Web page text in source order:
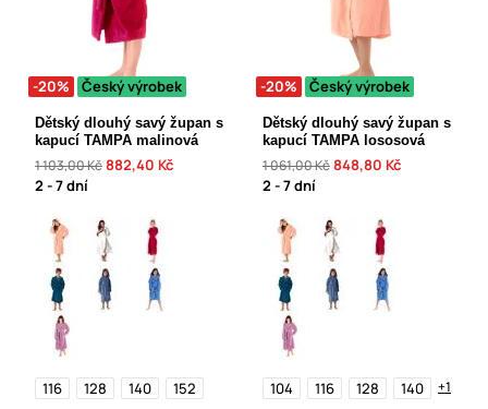
-20% Český výrobek
Dětský dlouhý savý župan s
kapucí TAMPA malinová
1 103,00 Kč882,40 Kč
2 - 7 dní
116 128 140 152
-20% Český výrobek
Dětský dlouhý savý župan s
kapucí TAMPA lososová
1 061,00 Kč848,80 Kč
2 - 7 dní
104 116 128 140 +1